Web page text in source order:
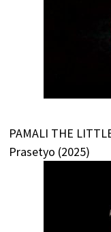
PAMALI THE
Prasetyo (2025)